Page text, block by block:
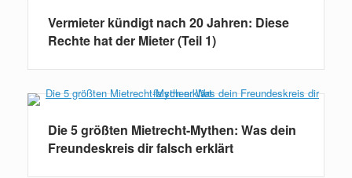
Vermieter kündigt nach 20 Jahren: Diese
Rechte hat der Mieter (Teil 1)
Die 5 größten Mietrecht-Mythen: Was dein
Freundeskreis dir falsch erklärt